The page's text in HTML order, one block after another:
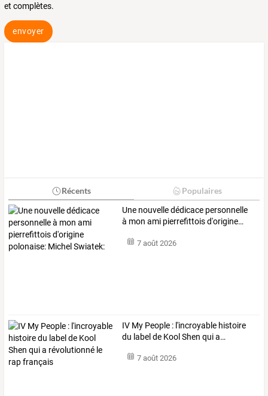
et complètes.
envoyer
Récents Populaires
Une nouvelledédicace personnelle
à mon ami pierrefittoisd'origine…
7 août 2026
IV My People : l'incroyable histoire
du labelde KoolShen quia…
7 août 2026